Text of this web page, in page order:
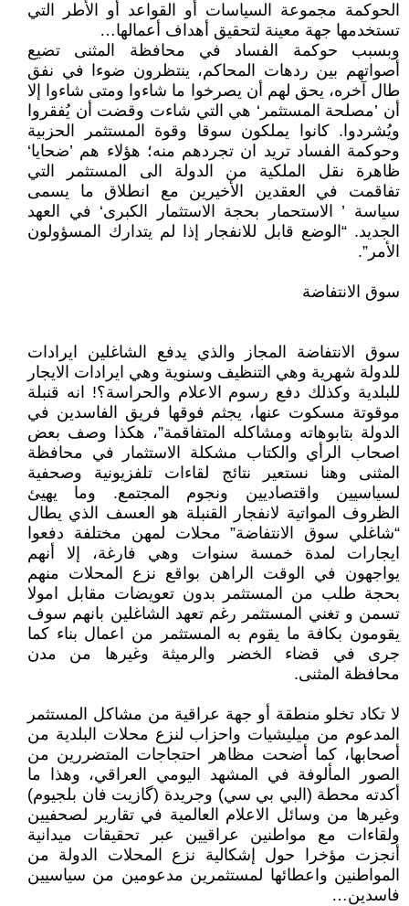
الحوكمة مجموعة السياسات أو القواعد أو الأطر التي
تستخدمها جهة معينة لتحقيق أهداف أعمالها…
وبسبب حوكمة الفساد في محافظة المثنى تضيع
أصواتهم بين ردهات المحاكم، ينتظرون ضوءا في نفق
طال آخره، يحق لهم أن يصرخوا ما شاءوا ومتى شاءوا إلا
أن ’مصلحة المستثمر‘ هي التي شاءت وقضت أن يُفقروا
ويُشردوا. كانوا يملكون سوقا وقوة المستثمر الحزبية
وحوكمة الفساد تريد ان تجردهم منه؛ هؤلاء هم ’ضحايا‘
ظاهرة نقل الملكية من الدولة الى المستثمر التي
تفاقمت في العقدين الأخيرين مع انطلاق ما يسمى
سياسة ’ الاستحمار بحجة الاستثمار الكبرى‘ في العهد
الجديد. “الوضع قابل للانفجار إذا لم يتدارك المسؤولون
الأمر”.
سوق الانتفاضة
سوق الانتفاضة المجاز والذي يدفع الشاغلين ايرادات
للدولة شهرية وهي التنظيف وسنوية وهي ايرادات الايجار
للبلدية وكذلك دفع رسوم الاعلام والحراسة؟! انه قنبلة
موقوتة مسكوت عنها، يجثم فوقها فريق الفاسدين في
الدولة بتابوهاته ومشاكله المتفاقمة”، هكذا وصف بعض
اصحاب الرأي والكتاب مشكلة الاستثمار في محافظة
المثنى وهنا نستعير نتائج لقاءات تلفزيونية وصحفية
لسياسيين واقتصاديين ونجوم المجتمع. وما يهيئ
الظروف المواتية لانفجار القنبلة هو العسف الذي يطال
“شاغلي سوق الانتفاضة” محلات لمهن مختلفة دفعوا
ايجارات لمدة خمسة سنوات وهي فارغة، إلا أنهم
يواجهون في الوقت الراهن بواقع نزع المحلات منهم
بحجة طلب من المستثمر بدون تعويضات مقابل امولا
تسمن و تغني المستثمر رغم تعهد الشاغلين بانهم سوف
يقومون بكافة ما يقوم به المستثمر من اعمال بناء كما
جرى في قضاء الخضر والرميثة وغيرها من مدن
محافظة المثنى.
لا تكاد تخلو منطقة أو جهة عراقية من مشاكل المستثمر
المدعوم من ميليشيات واحزاب لنزع محلات البلدية من
أصحابها، كما أضحت مظاهر احتجاجات المتضررين من
الصور المألوفة في المشهد اليومي العراقي، وهذا ما
أكدته محطة (البي بي سي) وجريدة (گازيت فان بلجيوم)
وغيرها من وسائل الاعلام العالمية في تقارير لصحفيين
ولقاءات مع مواطنين عراقيين عبر تحقيقات ميدانية
أنجزت مؤخرا حول إشكالية نزع المحلات الدولة من
المواطنين واعطائها لمستثمرين مدعومين من سياسيين
فاسدين…